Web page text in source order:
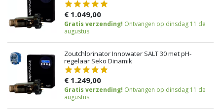
€ 1.049,00
Gratis verzending! Ontvangen op dinsdag 11 de
augustus
Zoutchlorinator Innowater SALT 30 met pH-
regelaar Seko Dinamik
€ 1.249,00
Gratis verzending! Ontvangen op dinsdag 11 de
augustus